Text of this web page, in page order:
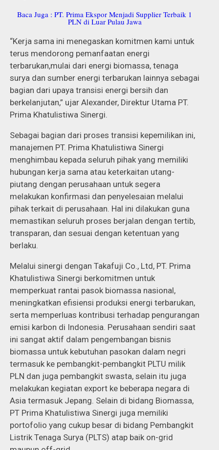
Baca Juga : PT. Prima Ekspor Menjadi Supplier Terbaik 1
PLN di Luar Pulau Jawa
“Kerja sama ini menegaskan komitmen kami untuk
terus mendorong pemanfaatan energi
terbarukan,mulai dari energi biomassa, tenaga
surya dan sumber energi terbarukan lainnya sebagai
bagian dari upaya transisi energi bersih dan
berkelanjutan,” ujar Alexander, Direktur Utama PT.
Prima Khatulistiwa Sinergi.
Sebagai bagian dari proses transisi kepemilikan ini,
manajemen PT. Prima Khatulistiwa Sinergi
menghimbau kepada seluruh pihak yang memiliki
hubungan kerja sama atau keterkaitan utang-
piutang dengan perusahaan untuk segera
melakukan konfirmasi dan penyelesaian melalui
pihak terkait di perusahaan. Hal ini dilakukan guna
memastikan seluruh proses berjalan dengan tertib,
transparan, dan sesuai dengan ketentuan yang
berlaku.
Melalui sinergi dengan Takafuji Co., Ltd, PT. Prima
Khatulistiwa Sinergi berkomitmen untuk
memperkuat rantai pasok biomassa nasional,
meningkatkan efisiensi produksi energi terbarukan,
serta memperluas kontribusi terhadap pengurangan
emisi karbon di Indonesia. Perusahaan sendiri saat
ini sangat aktif dalam pengembangan bisnis
biomassa untuk kebutuhan pasokan dalam negri
termasuk ke pembangkit-pembangkit PLTU milik
PLN dan juga pembangkit swasta, selain itu juga
melakukan kegiatan export ke beberapa negara di
Asia termasuk Jepang. Selain di bidang Biomassa,
PT Prima Khatulistiwa Sinergi juga memiliki
portofolio yang cukup besar di bidang Pembangkit
Listrik Tenaga Surya (PLTS) atap baik on-grid